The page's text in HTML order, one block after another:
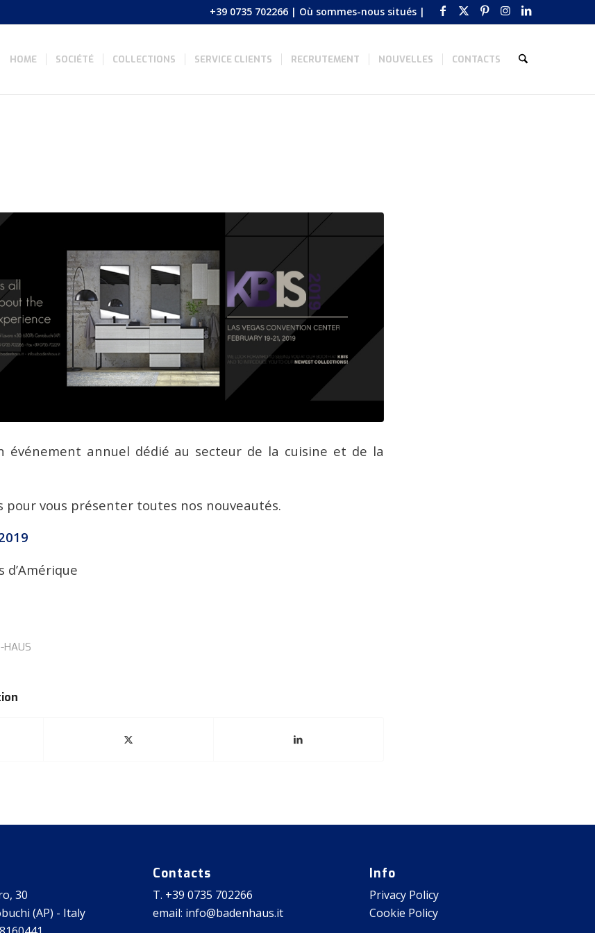
+39 0735 702266 | Où sommes-nous situés |
HOME SOCIÉTÉ COLLECTIONS SERVICE CLIENTS RECRUTEMENT NOUVELLES CONTACTS
événement annuel dédié au secteur de la cuisine et de la
pour vous présenter toutes nos nouveautés.
d’Amérique
HAUS
30
(AP) - Italy
Contacts
T. +39 0735 702266
email: info@badenhaus.it
Info
Privacy Policy
Cookie Policy